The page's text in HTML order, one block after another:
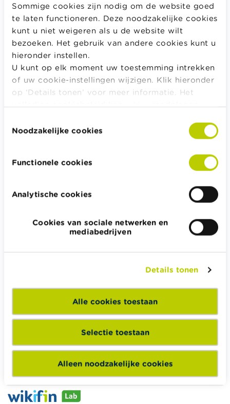
Sommige cookies zijn nodig om de website goed
te laten functioneren. Deze noodzakelijke cookies
kunt u niet weigeren als u de website wilt
bezoeken. Het gebruik van andere cookies kunt u
hieronder instellen.
U kunt op elk moment uw toestemming intrekken
of uw cookie-instellingen wijzigen. Klik hieronder
op ‘Details tonen’ voor meer informatie. Het
Noodzakelijke cookies
Functionele cookies
Analytische cookies
Cookies van sociale netwerken en
mediabedrijven
Details tonen
Alle cookies toestaan
Selectie toestaan
Alleen noodzakelijke cookies
Inloggen
Alle rekentools, checklists en meer
Budget, betalen, lenen en verzekeren
Familie
Sparen en beleggen
Erven
Wikifin.be helpt je bij financiële beslissingen. Ze stelt gratis
betrouwbare en handige informatie ter beschikking,
Wikifin School biedt gratis en heel divers pedagogisch
lesmateriaal en opleidingen aan leerkrachten om hen te
ondersteunen bij hun lessen financiële educatie.
Naar Wikifin School